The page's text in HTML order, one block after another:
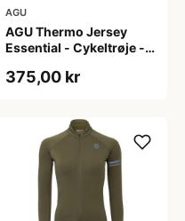
AGU
AGU Thermo Jersey
Essential - Cykeltrøje -
M
375,00 kr